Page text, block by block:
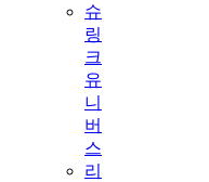
슈
링
크
유
니
버
스
리